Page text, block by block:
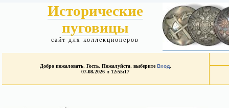
Исторические
пуговицы
сайт для коллекционеров
Добро пожаловать, Гость. Пожалуйста, выберитеВход.
07.08.2026 :: 12:55:17